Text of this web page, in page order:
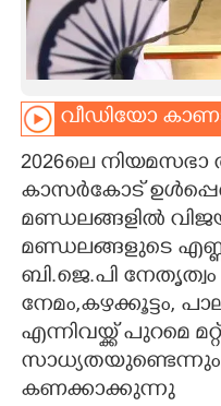
ART
ASTRO
CARTOONS
LITERATURE
ZOOM
CONTACT US
വീഡിയോ
2026ലെ
കാസർകോട്
മണ്ഡലങ്ങളിൽ
മണ്ഡലങ്ങളുടെ
ബി.ജെ.പി
നേമം,കഴക്കൂട്ടം,
എന്നിവയ്ക്ക് പുറമെ
സാധ്യതയുണ്ടെന്നും
കണക്കാക്കുന്നു